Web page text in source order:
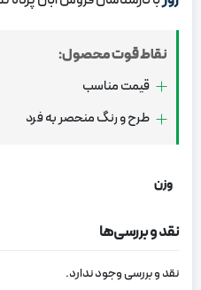
نقاط قوت محصول:
قیمت مناسب
طرح و رنگ منحصر به فرد
وزن
نقد و بررسی‌ها
نقد و بررسی وجود ندارد.